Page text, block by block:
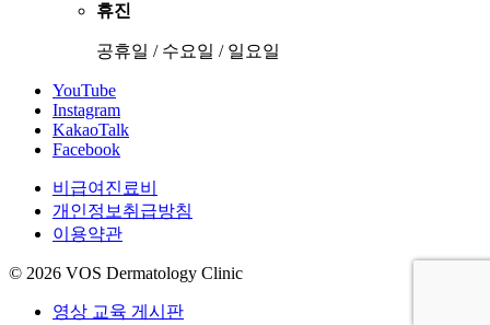
휴진
공휴일 / 수요일 / 일요일
YouTube
Instagram
KakaoTalk
Facebook
비급여진료비
개인정보취급방침
이용약관
© 2026 VOS Dermatology Clinic
영상 교육 게시판